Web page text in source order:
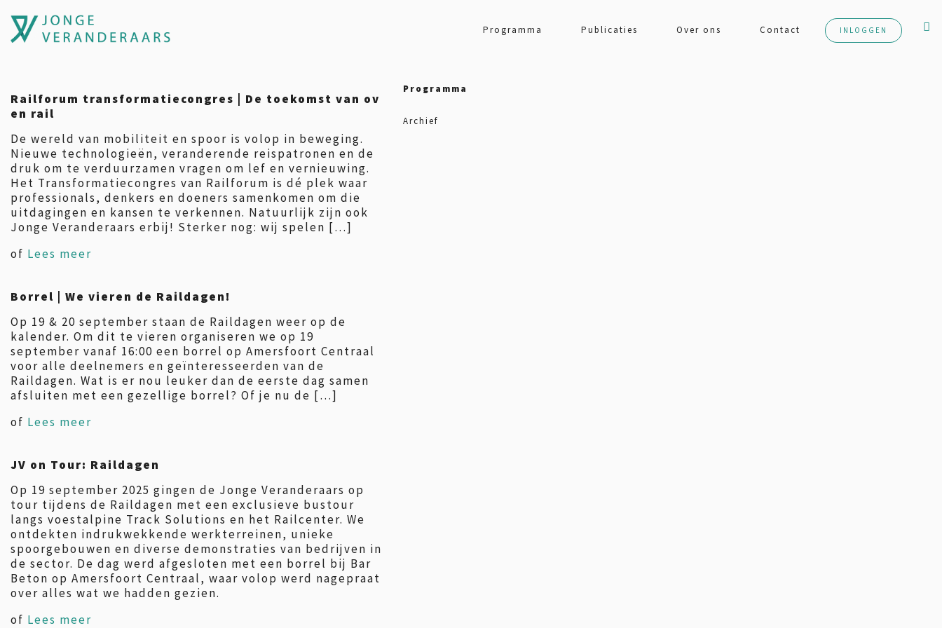
Programma Publicaties Over ons Contact INLOGGEN
Programma
Archief
Railforum transformatiecongres | De toekomst van ov
en rail
De wereld van mobiliteit en spoor is volop in beweging.
Nieuwe technologieën, veranderende reispatronen en de
druk om te verduurzamen vragen om lef en vernieuwing.
Het Transformatiecongres van Railforum is dé plek waar
professionals, denkers en doeners samenkomen om die
uitdagingen en kansen te verkennen. Natuurlijk zijn ook
Jonge Veranderaars erbij! Sterker nog: wij spelen […]
of Lees meer
Borrel | We vieren de Raildagen!
Op 19 & 20 september staan de Raildagen weer op de
kalender. Om dit te vieren organiseren we op 19
september vanaf 16:00 een borrel op Amersfoort Centraal
voor alle deelnemers en geïnteresseerden van de
Raildagen. Wat is er nou leuker dan de eerste dag samen
afsluiten met een gezellige borrel? Of je nu de […]
of Lees meer
JV on Tour: Raildagen
Op 19 september 2025 gingen de Jonge Veranderaars op
tour tijdens de Raildagen met een exclusieve bustour
langs voestalpine Track Solutions en het Railcenter. We
ontdekten indrukwekkende werkterreinen, unieke
spoorgebouwen en diverse demonstraties van bedrijven in
de sector. De dag werd afgesloten met een borrel bij Bar
Beton op Amersfoort Centraal, waar volop werd nagepraat
over alles wat we hadden gezien.
of Lees meer